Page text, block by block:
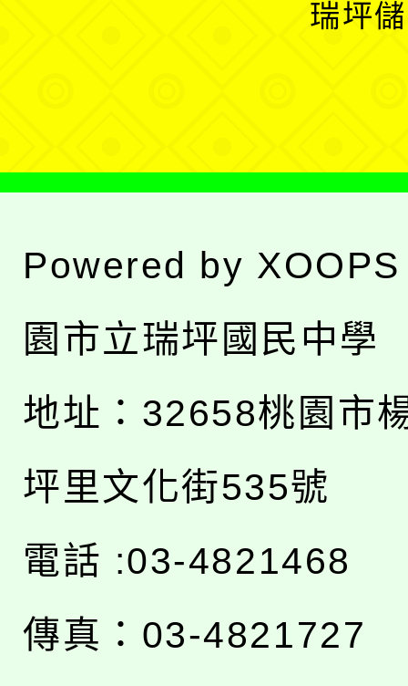
瑞坪
Powered by XOOPS
園市立瑞坪國民中學
地址： 32658桃園市
坪里文化街535號
電話 :03-4821468
傳真：03-4821727